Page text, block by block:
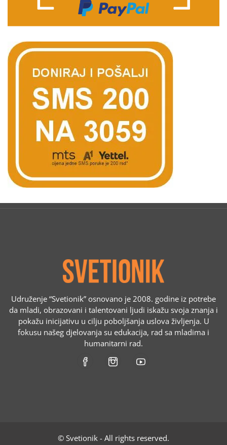
Udruženje “Svetionik” osnovano je 2008. godine iz potrebe
da mladi, obrazovani i talentovani ljudi iskažu svoja znanja i
pokažu inicijativu u cilju poboljšanja uslova življenja. U
fokusu našeg djelovanja su edukacija, rad sa mladima i
humanitarni rad.
© Svetionik - All rights reserved.